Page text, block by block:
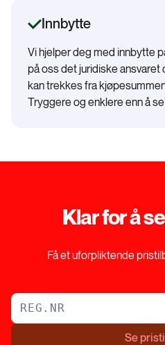
Innbytte
Vi hjelper deg med innbytte
på oss det juridiske ansvaret
kan trekkes fra
Tryggere og enklere enn å
Klar for å
Få et uforpliktende
Se